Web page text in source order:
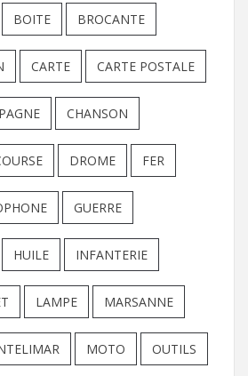
BOITE BROCANTE
CARTE CARTE POSTALE
CHANSON
DROME FER
GUERRE
HUILE INFANTERIE
LAMPE MARSANNE
MOTO OUTILS